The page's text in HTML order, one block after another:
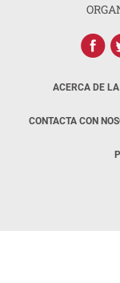
ACERCA DE
CONTACTA CON